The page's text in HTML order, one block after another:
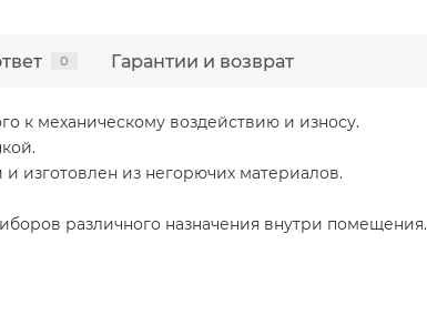
0 Гарантии и возврат
к механическому воздействию и износу.
изготовлен из негорючих материалов.
различного назначения внутри помещения.